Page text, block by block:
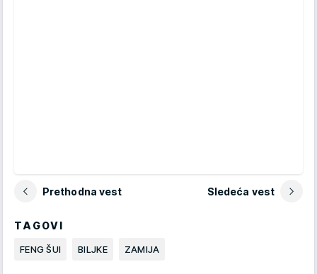
Prethodna vest Sledeća vest
TAGOVI
FENG ŠUI BILJKE ZAMIJA